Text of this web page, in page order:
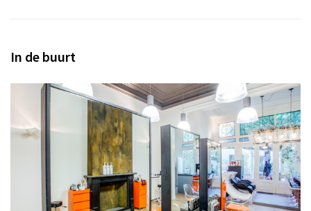
In de buurt